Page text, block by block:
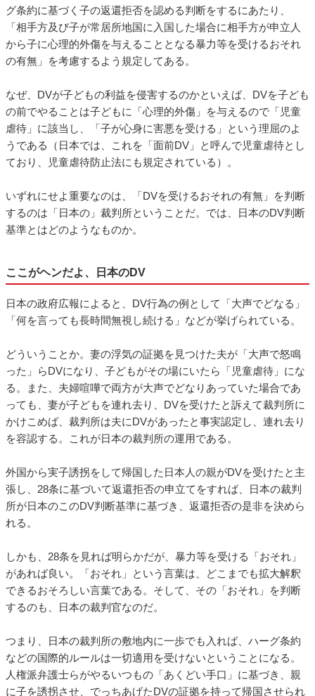
グ条約に基づく子の返還拒否を認める判断をするにあたり、
「相手方及び子が常居所地国に入国した場合に相手方が申立人
から子に心理的外傷を与えることとなる暴力等を受けるおそれ
の有無」を考慮するよう規定してある。
なぜ、DVが子どもの利益を侵害するのかといえば、DVを子ども
の前でやることは子どもに「心理的外傷」を与えるので「児童
虐待」に該当し、「子が心身に害悪を受ける」という理屈のよ
うである（日本では、これを「面前DV」と呼んで児童虐待とし
ており、児童虐待防止法にも規定されている）。
いずれにせよ重要なのは、「DVを受けるおそれの有無」を判断
するのは「日本の」裁判所ということだ。では、日本のDV判断
基準とはどのようなものか。
ここがヘンだよ、日本のDV
日本の政府広報によると、DV行為の例として「大声でどなる」
「何を言っても長時間無視し続ける」などが挙げられている。
どういうことか。妻の浮気の証拠を見つけた夫が「大声で怒鳴
った」らDVになり、子どもがその場にいたら「児童虐待」にな
る。また、夫婦喧嘩で両方が大声でどなりあっていた場合であ
っても、妻が子どもを連れ去り、DVを受けたと訴えて裁判所に
かけこめば、裁判所は夫にDVがあったと事実認定し、連れ去り
を容認する。これが日本の裁判所の運用である。
外国から実子誘拐をして帰国した日本人の親がDVを受けたと主
張し、28条に基づいて返還拒否の申立てをすれば、日本の裁判
所が日本のこのDV判断基準に基づき、返還拒否の是非を決めら
れる。
しかも、28条を見れば明らかだが、暴力等を受ける「おそれ」
があれば良い。「おそれ」という言葉は、どこまでも拡大解釈
できるおそろしい言葉である。そして、その「おそれ」を判断
するのも、日本の裁判官なのだ。
つまり、日本の裁判所の敷地内に一歩でも入れば、ハーグ条約
などの国際的ルールは一切適用を受けないということになる。
人権派弁護士らがやるいつもの「あくどい手口」に基づき、親
に子を誘拐させ、でっちあげたDVの証拠を持って帰国させられ